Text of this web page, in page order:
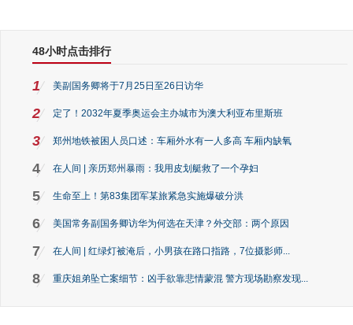
48小时点击排行
1 美副国务卿将于7月25日至26日访华
2 定了！2032年夏季奥运会主办城市为澳大利亚布里斯班
3 郑州地铁被困人员口述：车厢外水有一人多高 车厢内缺氧
4 在人间 | 亲历郑州暴雨：我用皮划艇救了一个孕妇
5 生命至上！第83集团军某旅紧急实施爆破分洪
6 美国常务副国务卿访华为何选在天津？外交部：两个原因
7 在人间 | 红绿灯被淹后，小男孩在路口指路，7位摄影师...
8 重庆姐弟坠亡案细节：凶手欲靠悲情蒙混 警方现场勘察发现...